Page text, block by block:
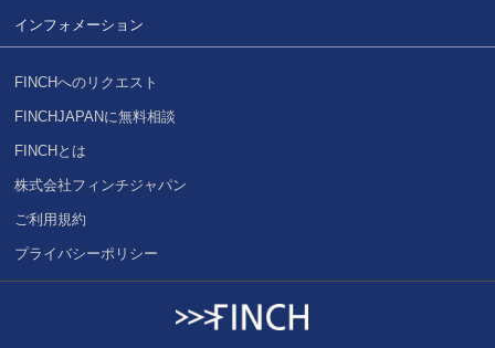
インフォメーション
FINCHへのリクエスト
FINCHJAPANに無料相談
FINCHとは
株式会社フィンチジャパン
ご利用規約
プライバシーポリシー